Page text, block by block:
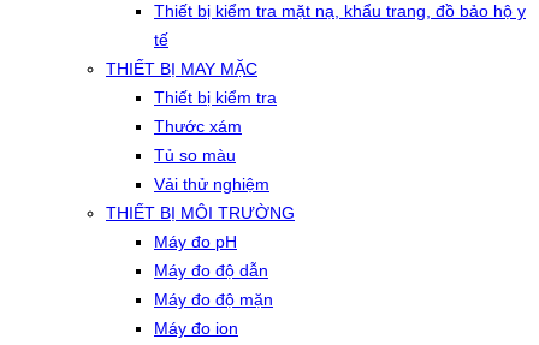
Thiết bị kiểm tra mặt nạ, khẩu trang, đồ bảo hộ y
tế
THIẾT BỊ MAY MẶC
Thiết bị kiểm tra
Thước xám
Tủ so màu
Vải thử nghiệm
THIẾT BỊ MÔI TRƯỜNG
Máy đo pH
Máy đo độ dẫn
Máy đo độ mặn
Máy đo ion